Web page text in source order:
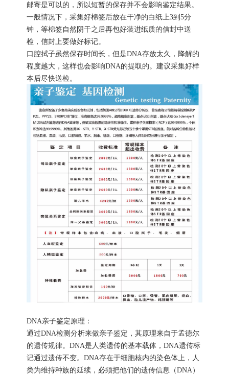
邮寄是可以的，所以短暂的保存并不会影响鉴定结果。
一般情况下，采集好棉签后放在干净的白纸上3到5分
钟，等棉签自然阴干之后再包好装进纸质的信封中送
检，信封上要做好标记。
口腔拭子虽然保存时间长，但是DNA存放太久，降解的
程度越大，这样也会影响DNA的提取的。建议采集好样
本后尽快送检。
DNA亲子鉴定原理：
通过DNA检测分析来做亲子鉴定，其原理来自于孟德尔
的遗传规律。DNA是人类遗传的基本载体，DNA遗传标
记通过遗传不变。DNA存在于细胞核内的染色体上，人
类为维持种族的延续，必须把他们的遗传信息（DNA）